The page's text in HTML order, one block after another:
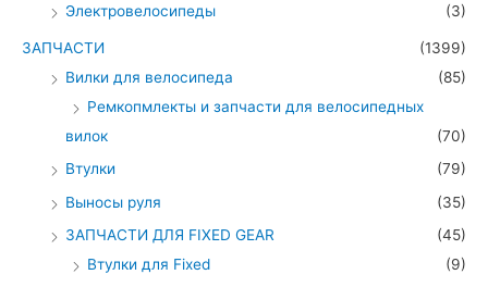
Электровелосипеды
(3)
ЗАПЧАСТИ
(1399)
Вилки для велосипеда
(85)
Ремкопмлекты и запчасти для велосипедных
вилок
(70)
Втулки
(79)
Выносы руля
(35)
ЗАПЧАСТИ ДЛЯ FIXED GEAR
(45)
Втулки для Fixed
(9)